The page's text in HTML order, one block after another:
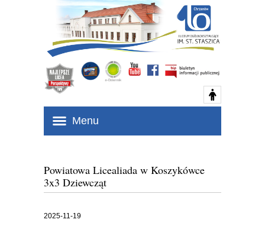
Menu
Powiatowa Licealiada w Koszykówce
3x3 Dziewcząt
2025-11-19